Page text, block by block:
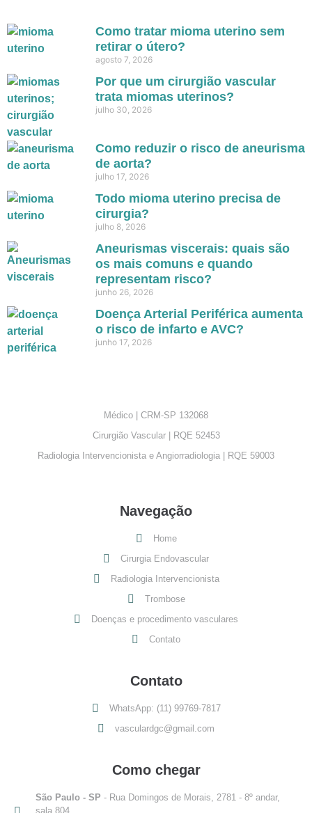
Como tratar mioma uterino sem
retirar o útero?
agosto 7, 2026
Por que um cirurgião vascular
trata miomas uterinos?
julho 30, 2026
Como reduzir o risco de aneurisma
de aorta?
julho 17, 2026
Todo mioma uterino precisa de
cirurgia?
julho 8, 2026
Aneurismas viscerais: quais são
os mais comuns e quando
representam risco?
junho 26, 2026
Doença Arterial Periférica aumenta
o risco de infarto e AVC?
junho 17, 2026
Médico | CRM-SP 132068
Cirurgião Vascular | RQE 52453
Radiologia Intervencionista e Angiorradiologia | RQE 59003
Navegação
Home
Cirurgia Endovascular
Radiologia Intervencionista
Trombose
Doenças e procedimento vasculares
Contato
Contato
WhatsApp: (11) 99769-7817
vasculardgc@gmail.com
Como chegar
São Paulo - SP - Rua Domingos de Morais, 2781 - 8º andar,
sala 804